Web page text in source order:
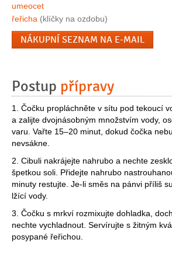
umeocet
řeřicha (klíčky na ozdobu)
NÁKUPNÍ SEZNAM NA E-MAIL
Postup přípravy
1. Čočku propláchněte v sítu pod tekoucí
a zalijte dvojnásobným množstvím vody,
varu. Vařte 15–20 minut, dokud čočka
nevsákne.
2. Cibuli nakrájejte nahrubo a nechte
špetkou soli. Přidejte nahrubo
minuty restujte. Je-li směs na pánvi příliš
lžící vody.
3. Čočku s mrkví rozmixujte dohladka,
nechte vychladnout. Servírujte s žitným
posypané řeřichou.